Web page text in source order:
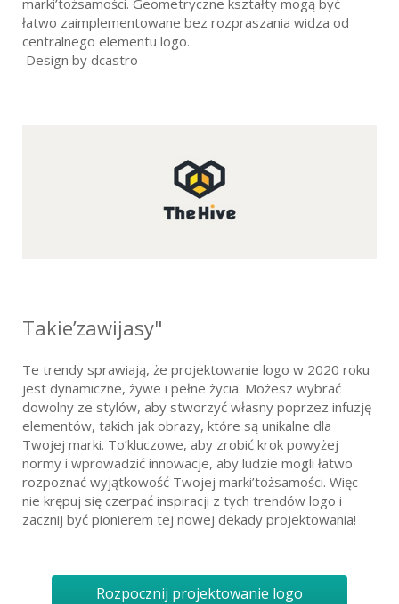
marki’tożsamości. Geometryczne kształty mogą być
łatwo zaimplementowane bez rozpraszania widza od
centralnego elementu logo.
Design by dcastro
Takie’zawijasy"
Te trendy sprawiają, że projektowanie logo w 2020 roku
jest dynamiczne, żywe i pełne życia. Możesz wybrać
dowolny ze stylów, aby stworzyć własny poprzez infuzję
elementów, takich jak obrazy, które są unikalne dla
Twojej marki. To’kluczowe, aby zrobić krok powyżej
normy i wprowadzić innowacje, aby ludzie mogli łatwo
rozpoznać wyjątkowość Twojej marki’tożsamości. Więc
nie krępuj się czerpać inspiracji z tych trendów logo i
zacznij być pionierem tej nowej dekady projektowania!
Rozpocznij projektowanie logo